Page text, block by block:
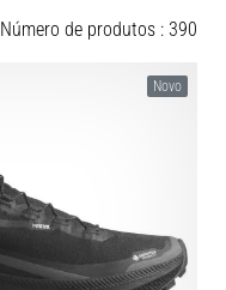
Número de produtos : 390
Novo